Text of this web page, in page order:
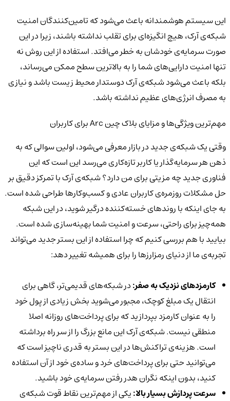
این سیستم هوشمندانه باعث می‌شود که تامین‌کنندگان امنیت
شبکه‌ی آرک، هیچ انگیزه‌ای برای تقلب نداشته باشند، زیرا در این
صورت سرمایه‌ی خودشان به خطر می‌افتد. استفاده از این روش نه
تنها امنیت دارایی‌های شما را به بالاترین سطح ممکن می‌رساند،
بلکه باعث می‌شود شبکه‌ی آرک دوستدار محیط زیست باشد و نیازی
به مصرف انرژی‌های عظیم نداشته باشد.
مهم‌ترین ویژگی‌ها و مزایای بلاک چین Arc برای کاربران
وقتی یک شبکه‌ی جدید در بازار معرفی می‌شود، اولین سوالی که به
ذهن هر سرمایه‌گذار یا کاربر تازه‌کاری می‌رسد این است که این
فناوری جدید چه مزیتی برای من دارد؟ شبکه‌ی آرک با تمرکز دقیق بر
حل مشکلات روزمره‌ی کاربران عادی و کسب‌وکارها طراحی شده است.
به جای اینکه با روندهای خسته‌کننده درگیر شوید، در این شبکه
همه‌چیز برای راحتی، سرعت و امنیت شما بهینه‌سازی شده است.
بیایید با هم بررسی کنیم که چرا استفاده از این بستر جدید می‌تواند
تجربه‌ی ما از دنیای رمزارزها را برای همیشه تغییر دهد:
کارمزدهای نزدیک به صفر:در شبکه‌های قدیمی‌تر، گاهی برای
انتقال یک مبلغ کوچک، مجبور می‌شوید بخش زیادی از پول خود
را به عنوان کارمزد بپردازید که برای پرداخت‌های روزانه اصلا
منطقی نیست. شبکه‌ی آرک این مانع بزرگ را از سر راه برداشته
است. هزینه‌ی تراکنش‌ها در این بستر به قدری ناچیز است که
می‌توانید حتی برای پرداخت‌های خرد و ساده‌ی خود از آن استفاده
کنید، بدون اینکه نگران هدر رفتن سرمایه‌ی خود باشید.
سرعت پردازش بسیار بالا:یکی از مهم‌ترین نقاط قوت شبکه‌ی